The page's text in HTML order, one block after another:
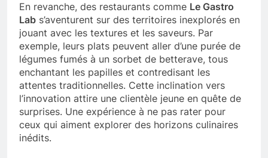
En revanche, des restaurants comme Le Gastro
Lab s’aventurent sur des territoires inexplorés en
jouant avec les textures et les saveurs. Par
exemple, leurs plats peuvent aller d’une purée de
légumes fumés à un sorbet de betterave, tous
enchantant les papilles et contredisant les
attentes traditionnelles. Cette inclination vers
l’innovation attire une clientèle jeune en quête de
surprises. Une expérience à ne pas rater pour
ceux qui aiment explorer des horizons culinaires
inédits.